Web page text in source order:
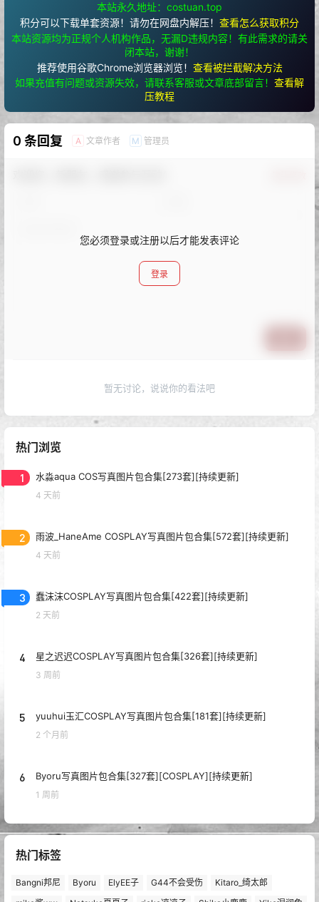
本站永久地址：costuan.top
积分可以下载单套资源！请勿在网盘内解压！ 查看怎么获取积分
本站资源均为正规个人机构作品，无漏D违规内容！有此需求的请关
闭本站，谢谢！
推荐使用谷歌Chrome浏览器浏览！ 查看被拦截解决方法
如果充值有问题或资源失效，请联系客服或文章底部留言！ 查看解
压教程
0 条回复 A 文章作者 M 管理员
您必须登录或注册以后才能发表评论
登录
暂无讨论，说说你的看法吧
热门浏览
1 水淼aqua COS写真图片包合集[273套][持续更新]
4 天前
2 雨波_HaneAme COSPLAY写真图片包合集[572套][持续更新]
4 天前
3 蠢沫沫COSPLAY写真图片包合集[422套][持续更新]
2 天前
4 星之迟迟COSPLAY写真图片包合集[326套][持续更新]
3 周前
5 yuuhui玉汇COSPLAY写真图片包合集[181套][持续更新]
2 个月前
6 Byoru写真图片包合集[327套][COSPLAY][持续更新]
1 周前
热门标签
Bangni邦尼 Byoru ElyEE子 G44不会受伤
Kitaro_绮太郎